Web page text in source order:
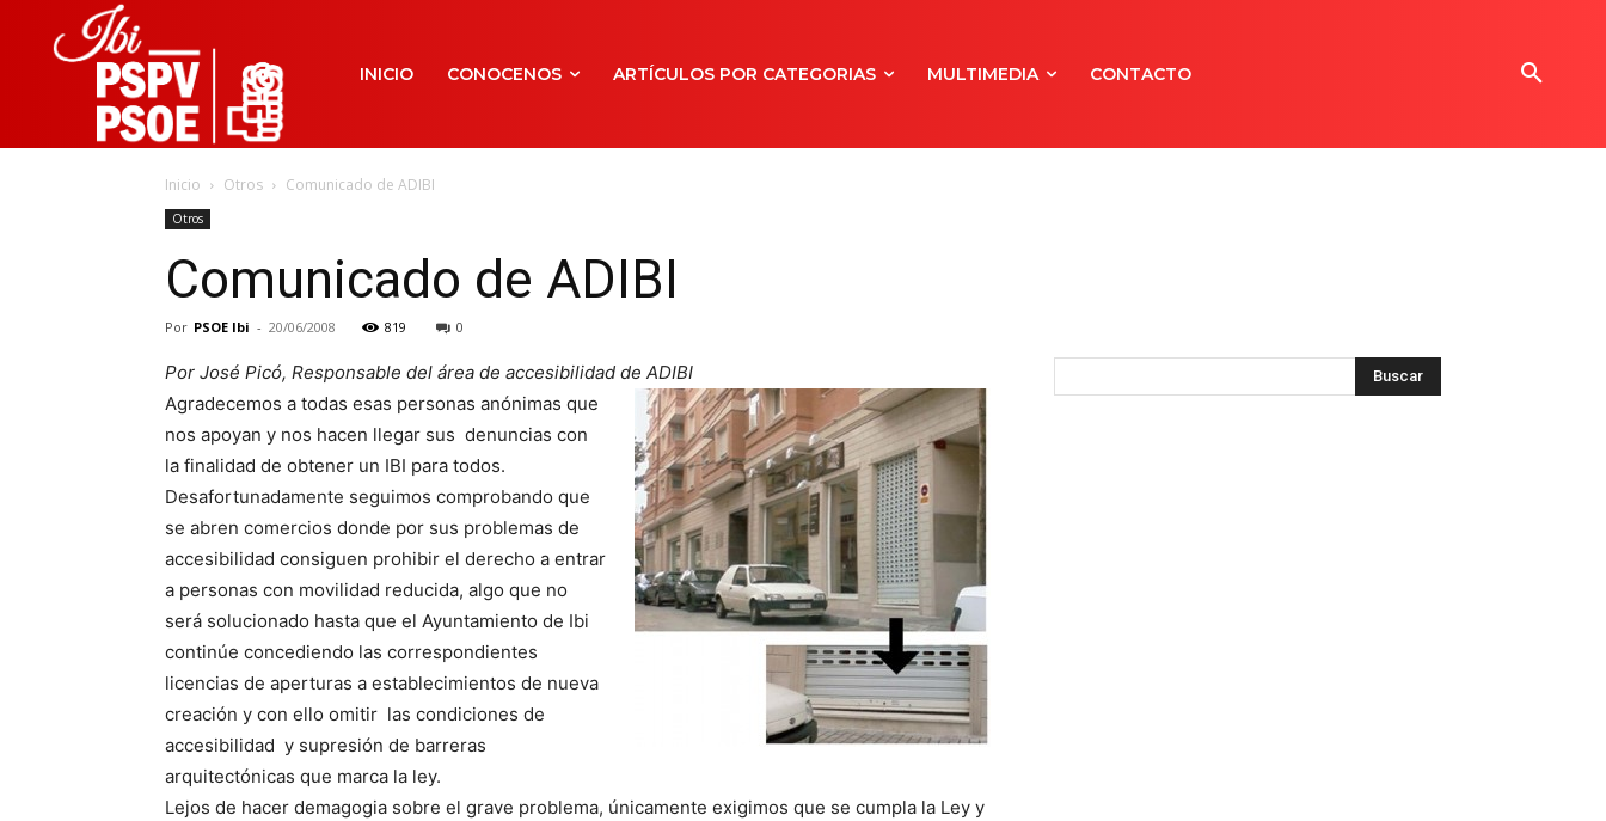
INICIO CONOCENOS ARTÍCULOS POR CATEGORIAS MULTIMEDIA CONTACTO
Inicio Otros Comunicado de ADIBI
Otros
Comunicado de ADIBI
Por PSOE Ibi - 20/06/2008 819 0
Por José Picó, Responsable del área de accesibilidad de ADIBI
Agradecemos a todas esas personas anónimas que
nos apoyan y nos hacen llegar sus denuncias con
la finalidad de obtener un IBI para todos.
Desafortunadamente seguimos comprobando que
se abren comercios donde por sus problemas de
accesibilidad consiguen prohibir el derecho a entrar
a personas con movilidad reducida, algo que no
será solucionado hasta que el Ayuntamiento de Ibi
continúe concediendo las correspondientes
licencias de aperturas a establecimientos de nueva
creación y con ello omitir las condiciones de
accesibilidad y supresión de barreras
arquitectónicas que marca la ley.
Lejos de hacer demagogia sobre el grave problema, únicamente exigimos que se cumpla la Ley y